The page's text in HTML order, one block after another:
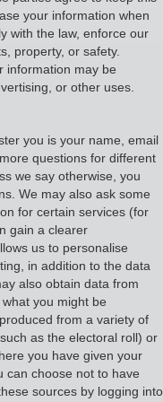
your information when
with the law, enforce our
property, or safety.
information may be
or other uses.
you is your name, email
questions for different
we say otherwise, you
We may also ask some
for certain services (for
gain a clearer
us to personalise
in addition to the data
also obtain data from
you might be
from a variety of
as the electoral roll) or
you have given your
can choose not to have
sources by logging into